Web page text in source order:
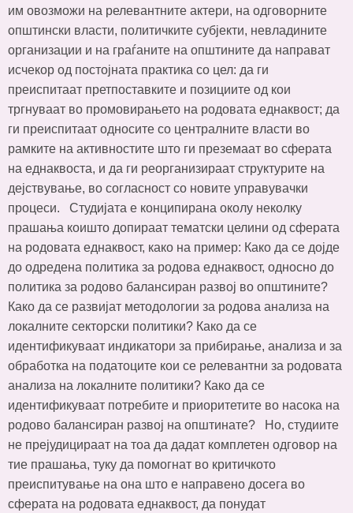
им овозможи на релевантните актери, на одговорните
општински власти, политичките субјекти, невладините
организации и на граѓаните на општините да направат
исчекор од постојната практика со цел: да ги
преиспитаат претпоставките и позициите од кои
тргнуваат во промовирањето на родовата еднаквост; да
ги преиспитаат односите со централните власти во
рамките на активностите што ги преземаат во сферата
на еднаквоста, и да ги реорганизираат структурите на
дејствување, во согласност со новите управувачки
процеси. Студијата е конципирана околу неколку
прашања коишто допираат тематски целини од сферата
на родовата еднаквост, како на пример: Како да се дојде
до одредена политика за родова еднаквост, односно до
политика за родово балансиран развој во општините?
Како да се развијат методологии за родова анализа на
локалните секторски политики? Како да се
идентификуваат индикатори за прибирање, анализа и за
обработка на податоците кои се релевантни за родовата
анализа на локалните политики? Како да се
идентификуваат потребите и приоритетите во насока на
родово балансиран развој на општинате? Но, студиите
не прејудицираат на тоа да дадат комплетен одговор на
тие прашања, туку да помогнат во критичкото
преиспитување на она што е направено досега во
сферата на родовата еднаквост, да понудат